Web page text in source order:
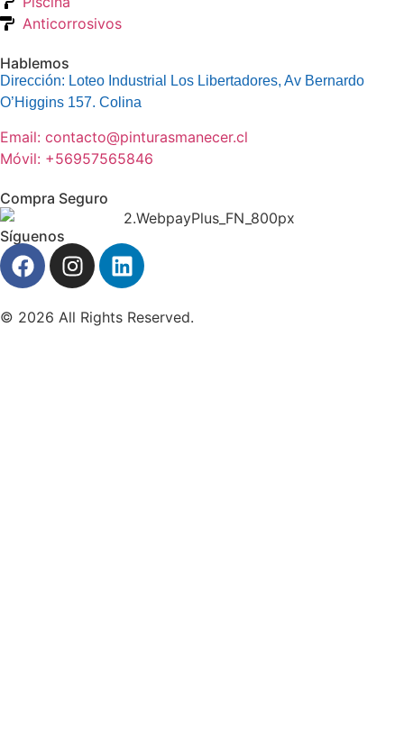
Anticorrosivos
Hablemos
Dirección: Loteo Industrial Los Libertadores, Av Bernardo
O’Higgins 157. Colina
Email: contacto@pinturasmanecer.cl
Móvil: +56957565846
Compra Seguro
Síguenos
© 2026 All Rights Reserved.